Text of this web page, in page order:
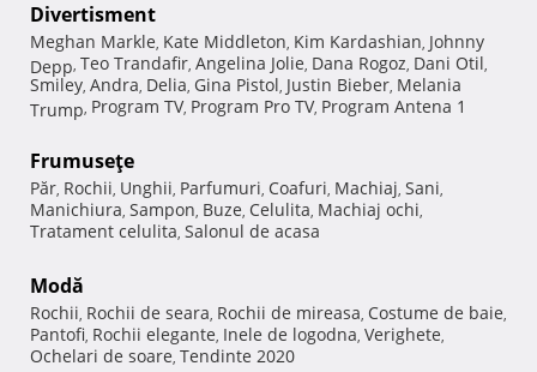
Divertisment
Meghan Markle, Kate Middleton, Kim Kardashian, Johnny
Depp, Teo Trandafir, Angelina Jolie, Dana Rogoz, Dani Otil,
Smiley, Andra, Delia, Gina Pistol, Justin Bieber, Melania
Trump, Program TV, Program Pro TV, Program Antena 1
Frumuseţe
Păr, Rochii, Unghii, Parfumuri, Coafuri, Machiaj, Sani,
Manichiura, Sampon, Buze, Celulita, Machiaj ochi,
Tratament celulita, Salonul de acasa
Modă
Rochii, Rochii de seara, Rochii de mireasa, Costume de baie,
Pantofi, Rochii elegante, Inele de logodna, Verighete,
Ochelari de soare, Tendinte 2020